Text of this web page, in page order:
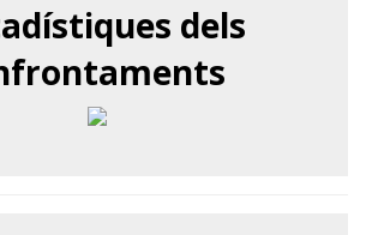
dels